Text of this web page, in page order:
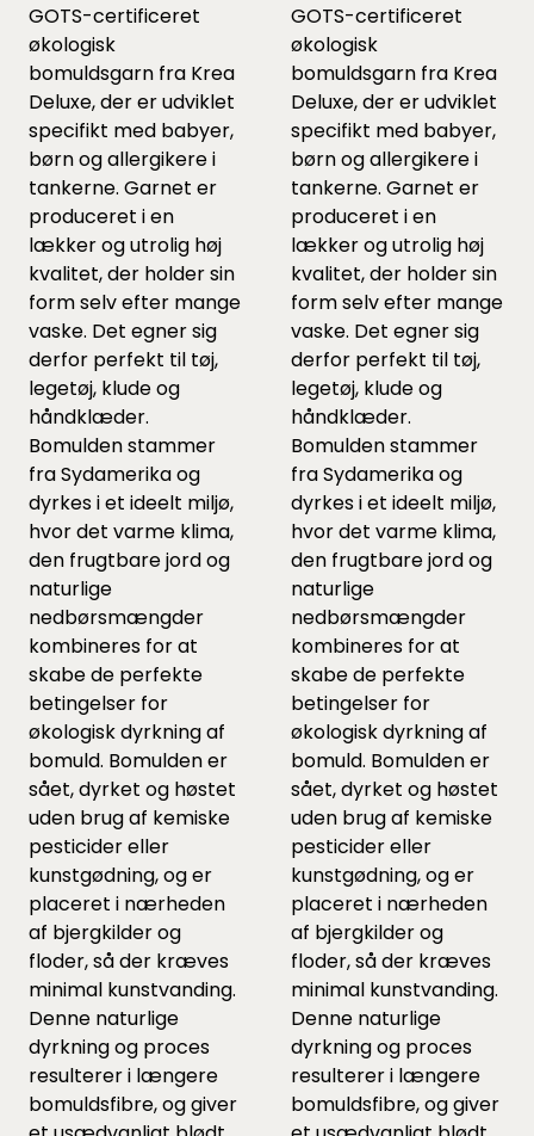
GOTS-certificeret
økologisk
bomuldsgarn fra Krea
Deluxe, der er udviklet
specifikt med babyer,
børn og allergikere i
tankerne. Garnet er
produceret i en
lækker og utrolig høj
kvalitet, der holder sin
form selv efter mange
vaske. Det egner sig
derfor perfekt til tøj,
legetøj, klude og
håndklæder.
Bomulden stammer
fra Sydamerika og
dyrkes i et ideelt miljø,
hvor det varme klima,
den frugtbare jord og
naturlige
nedbørsmængder
kombineres for at
skabe de perfekte
betingelser for
økologisk dyrkning af
bomuld. Bomulden er
sået, dyrket og høstet
uden brug af kemiske
pesticider eller
kunstgødning, og er
placeret i nærheden
af bjergkilder og
floder, så der kræves
minimal kunstvanding.
Denne naturlige
dyrkning og proces
resulterer i længere
bomuldsfibre, og giver
GOTS-certificeret
økologisk
bomuldsgarn fra Krea
Deluxe, der er udviklet
specifikt med babyer,
børn og allergikere i
tankerne. Garnet er
produceret i en
lækker og utrolig høj
kvalitet, der holder sin
form selv efter mange
vaske. Det egner sig
derfor perfekt til tøj,
legetøj, klude og
håndklæder.
Bomulden stammer
fra Sydamerika og
dyrkes i et ideelt miljø,
hvor det varme klima,
den frugtbare jord og
naturlige
nedbørsmængder
kombineres for at
skabe de perfekte
betingelser for
økologisk dyrkning af
bomuld. Bomulden er
sået, dyrket og høstet
uden brug af kemiske
pesticider eller
kunstgødning, og er
placeret i nærheden
af bjergkilder og
floder, så der kræves
minimal kunstvanding.
Denne naturlige
dyrkning og proces
resulterer i længere
bomuldsfibre, og giver